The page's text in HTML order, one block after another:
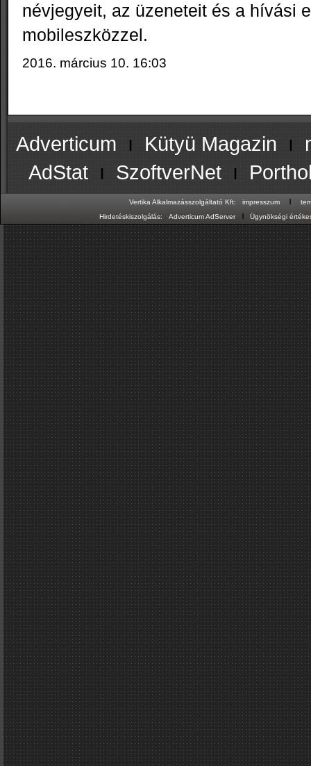
névjegyeit, az üzeneteit és a hívási
mobileszközzel.
2016. március 10. 16:03
Adverticum ı Kütyü Magazinı
AdStat ıSzoftverNetı
Vertika Alkalmazásszolgáltató Kft: impresszum ı
Hirdetéskiszolgálás:
Adverticum AdServer ıÜgynökségi